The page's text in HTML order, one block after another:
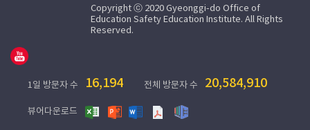
Copyright ⓒ 2020 Gyeonggi-do Office of
Education Safety Education Institute. All Rights
Reserved.
1일 방문자 수 16,194 전체 방문자 수 20,584,910
뷰어다운로드